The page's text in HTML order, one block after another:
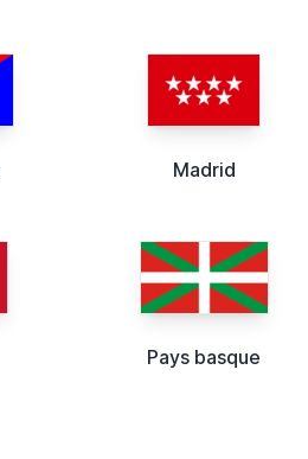
Madrid
Pays basque